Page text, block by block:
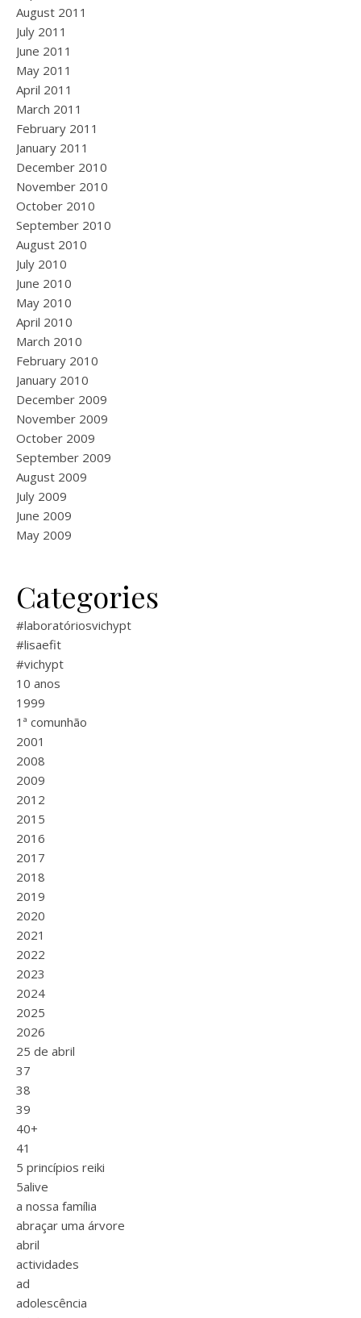
August 2011
July 2011
June 2011
May 2011
April 2011
March 2011
February 2011
January 2011
December 2010
November 2010
October 2010
September 2010
August 2010
July 2010
June 2010
May 2010
April 2010
March 2010
February 2010
January 2010
December 2009
November 2009
October 2009
September 2009
August 2009
July 2009
June 2009
May 2009
Categories
#laboratóriosvichypt
#lisaefit
#vichypt
10 anos
1999
1ª comunhão
2001
2008
2009
2012
2015
2016
2017
2018
2019
2020
2021
2022
2023
2024
2025
2026
25 de abril
37
38
39
40+
41
5 princípios reiki
5alive
a nossa família
abraçar uma árvore
abril
actividades
ad
adolescência